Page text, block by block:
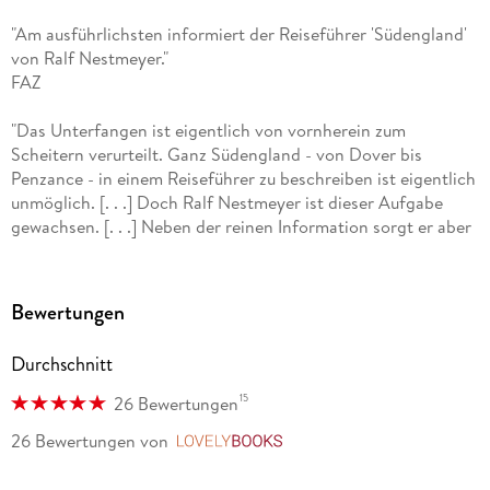
"Am ausführlichsten informiert der Reiseführer 'Südengland'
von Ralf Nestmeyer."
FAZ
"Das Unterfangen ist eigentlich von vornherein zum
Scheitern verurteilt. Ganz Südengland - von Dover bis
Penzance - in einem Reiseführer zu beschreiben ist eigentlich
unmöglich. [. . .] Doch Ralf Nestmeyer ist dieser Aufgabe
gewachsen. [. . .] Neben der reinen Information sorgt er aber
Inselbewohner hinzuweisen."
Westfälische Nachrichten
"Durch den Detailreichtum und die umfangreichen
Serviceinformationen bestens für Individualreisende
geeignet."
Merian
Bewertungen
Durchschnitt
26 Bewertungen15
26 Bewertungen von